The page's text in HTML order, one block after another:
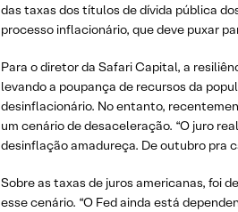
das taxas dos títulos de dívida pública
processo inflacionário, que deve puxar
Para o diretor da Safari Capital, a
levando a poupança de recursos da
desinflacionário. No entanto,
um cenário de desaceleração. “O juro
desinflação amadureça. De outubro pra
Sobre as taxas de juros americanas, foi
esse cenário. “O Fed ainda está